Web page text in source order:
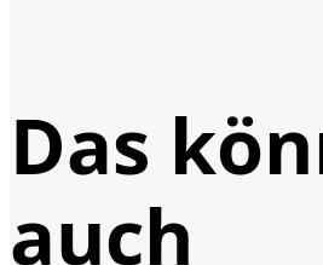
Das
auch